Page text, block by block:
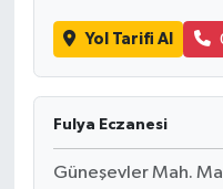
Yol Tarifi Al
Fulya Eczanesi
Güneşevler Mah.